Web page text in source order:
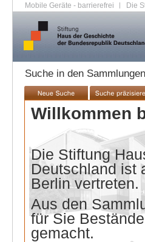
Mobile Geräte - barrierefrei | Die
Suche in den Sammlungen
Willkommen
Die Stiftung
Deutschland ist
Berlin vertreten.
Aus den
für Sie
gemacht.